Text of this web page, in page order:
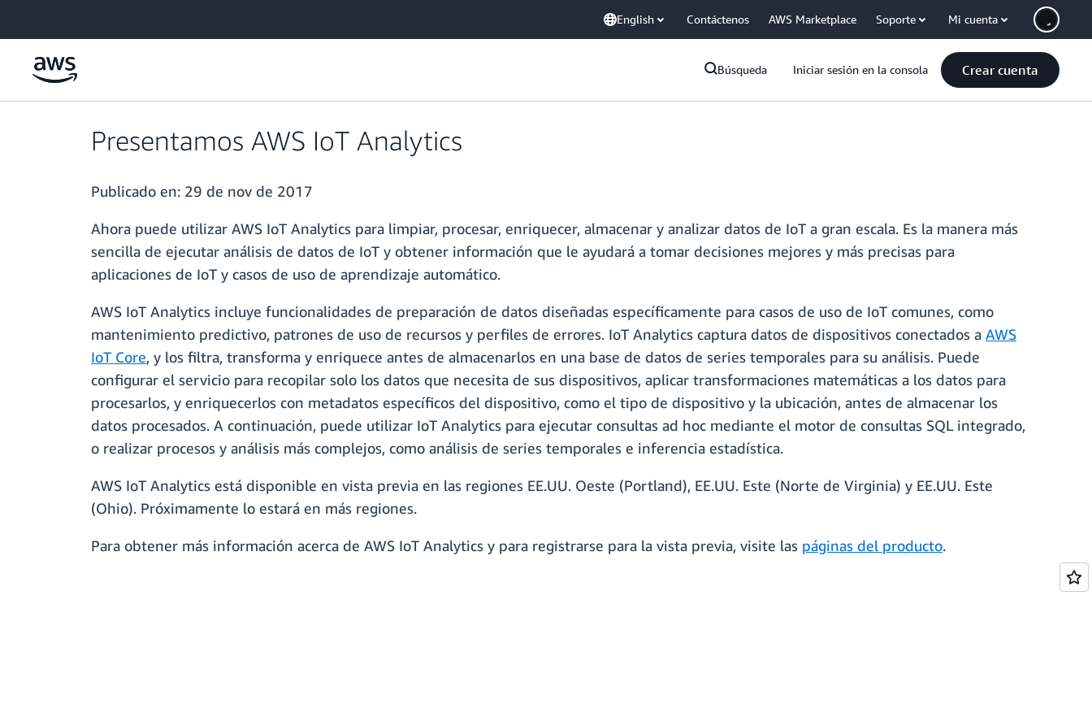
English Contáctenos AWS Marketplace Soporte Mi cuenta
Búsqueda Iniciar sesión en la consola Crear cuenta
Presentamos AWS IoT Analytics
Publicado en: 29 de nov de 2017
Ahora puede utilizar AWS IoT Analytics para limpiar, procesar, enriquecer, almacenar y analizar datos de IoT a gran escala. Es la manera más
sencilla de ejecutar análisis de datos de IoT y obtener información que le ayudará a tomar decisiones mejores y más precisas para
aplicaciones de IoT y casos de uso de aprendizaje automático.
AWS IoT Analytics incluye funcionalidades de preparación de datos diseñadas específicamente para casos de uso de IoT comunes, como
mantenimiento predictivo, patrones de uso de recursos y perfiles de errores. IoT Analytics captura datos de dispositivos conectados a AWS
IoT Core, y los filtra, transforma y enriquece antes de almacenarlos en una base de datos de series temporales para su análisis. Puede
configurar el servicio para recopilar solo los datos que necesita de sus dispositivos, aplicar transformaciones matemáticas a los datos para
procesarlos, y enriquecerlos con metadatos específicos del dispositivo, como el tipo de dispositivo y la ubicación, antes de almacenar los
datos procesados. A continuación, puede utilizar IoT Analytics para ejecutar consultas ad hoc mediante el motor de consultas SQL integrado,
o realizar procesos y análisis más complejos, como análisis de series temporales e inferencia estadística.
AWS IoT Analytics está disponible en vista previa en las regiones EE.UU. Oeste (Portland), EE.UU. Este (Norte de Virginia) y EE.UU. Este
(Ohio). Próximamente lo estará en más regiones.
Para obtener más información acerca de AWS IoT Analytics y para registrarse para la vista previa, visite las páginas del producto.